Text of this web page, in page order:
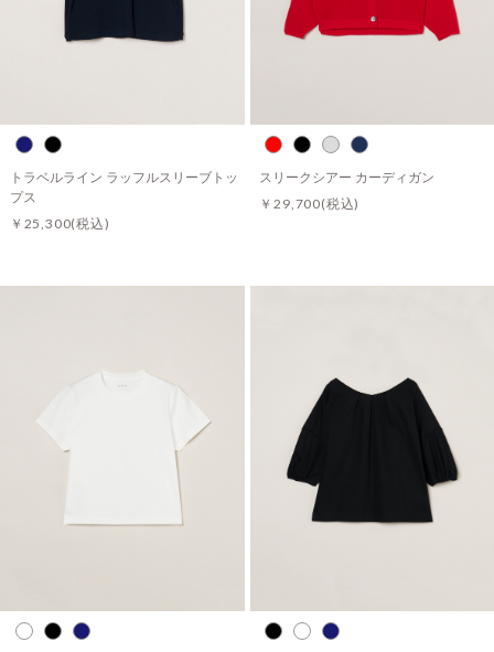
トラベルライン ラッフルスリーブトッ
プス
￥25,300(税込)
スリークシアー カーディガン
￥29,700(税込)